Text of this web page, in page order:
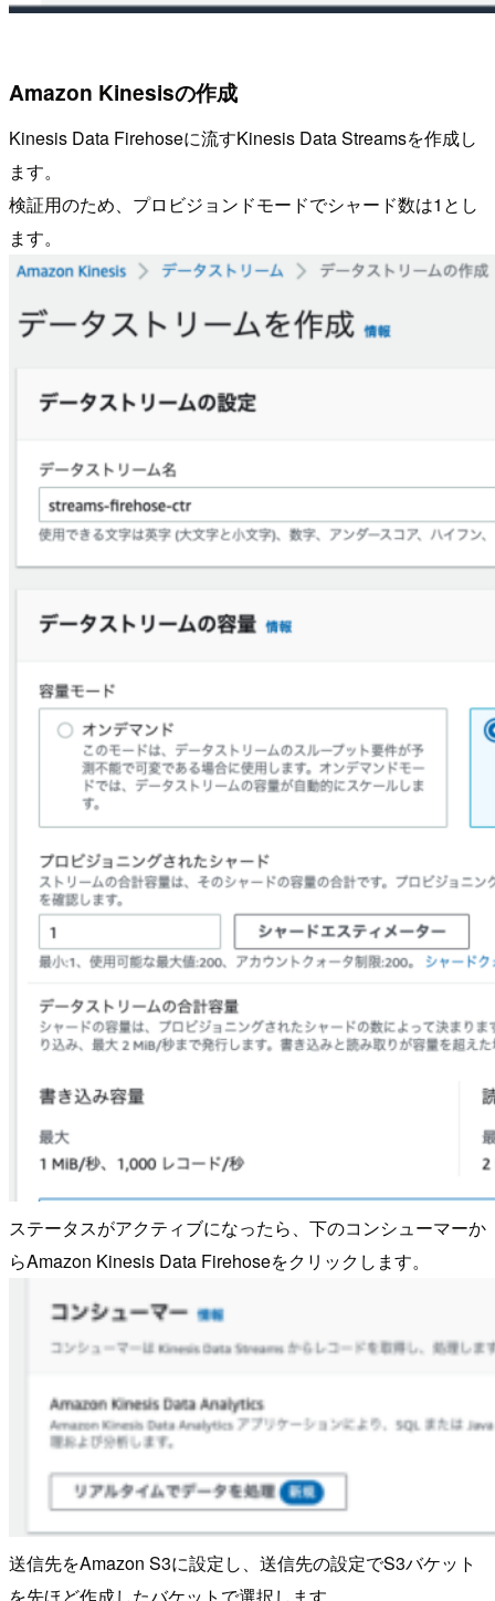
Amazon Kinesisの作成
Kinesis Data Firehoseに流すKinesis Data Streamsを作成し
ます。
検証用のため、プロビジョンドモードでシャード数は1とし
ます。
ステータスがアクティブになったら、下のコンシューマーか
らAmazon Kinesis Data Firehoseをクリックします。
送信先をAmazon S3に設定し、送信先の設定でS3バケット